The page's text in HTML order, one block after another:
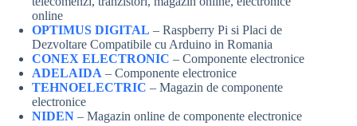
online
OPTIMUS DIGITAL – Raspberry Pi si Placi de
Dezvoltare Compatibile cu Arduino in Romania
CONEX ELECTRONIC – Componente electronice
ADELAIDA – Componente electronice
TEHNOELECTRIC – Magazin de componente
electronice
NIDEN – Magazin online de componente electronice